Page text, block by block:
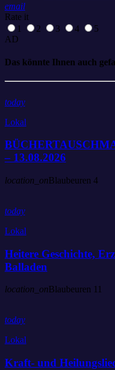
email
Rate it
1
2 3 4
5
AD
Das könnte Ihnen auch
today
Lokal
– 13.08.2026
location_onBlaubeuren 4
today
Lokal
Heitere Geschichte,
Balladen
location_on Blaubeuren 11
today
Lokal
Kraft- und